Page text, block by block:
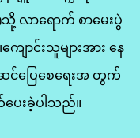
လာရောက် စာမေးပွဲ
ောင်းသူများအား နေ
ဆင်ပြေစေရေးအ တွက်
ေးခဲ့ပါသည်။